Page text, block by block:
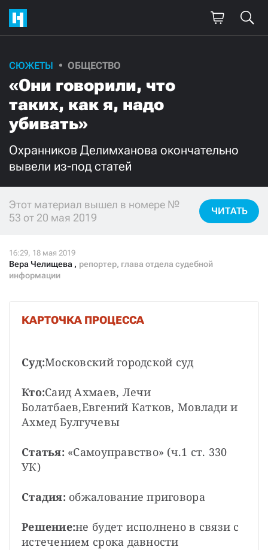
СЮЖЕТЫ ОБЩЕСТВО
«Они говорили, что
таких, как я, надо
убивать»
Охранников Делимханова окончательно
вывели из-под статей
Этот материал вышел в номере №
53 от 20 мая 2019
ЧИТАТЬ
Вера Челищева , репортер, глава отдела судебной
информации
КАРТОЧКА ПРОЦЕССА
Суд:Московский городской суд
Кто:Саид Ахмаев, Лечи
Болатбаев,Евгений Катков, Мовлади и
Ахмед Булгучевы
Статья: «Самоуправство» (ч.1 ст. 330
УК)
Стадия: обжалование приговора
Решение:не будет исполнено в связи с
истечением срока давности
Поддержите
нашу работу!
Ежемесячно
3000 1000
Нажимая кнопку «Стать соучастником»,
я принимаю условия
Если у вас есть вопросы, пишите donate@novayagazeta.ru
звоните: